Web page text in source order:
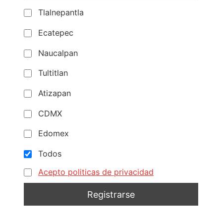
Tlalnepantla
Ecatepec
Naucalpan
Tultitlan
Atizapan
CDMX
Edomex
Todos
Acepto politicas de privacidad